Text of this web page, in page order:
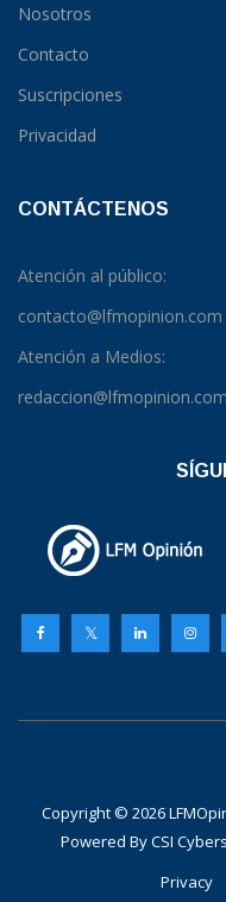
Nosotros
Contacto
Suscripciones
Privacidad
CONTÁCTENOS
Atención al público:
contacto@lfmopinion.com
Atención a Medios:
redaccion@lfmopinion.com
Copyright © 2026
Powered ByCSI
Privacy